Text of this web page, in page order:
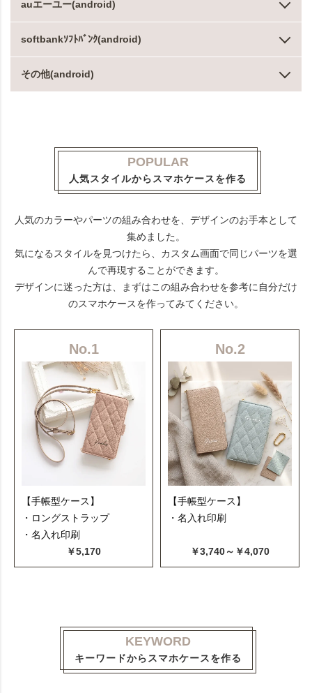
auエーユー(android)
softbankｿﾌﾄﾊﾞﾝｸ(android)
その他(android)
POPULAR
人気スタイルからスマホケースを作る
人気のカラーやパーツの組み合わせを、デザインのお手本として
集めました。
気になるスタイルを見つけたら、カスタム画面で同じパーツを選
んで再現することができます。
デザインに迷った方は、まずはこの組み合わせを参考に自分だけ
のスマホケースを作ってみてください。
No.1
【手帳型ケース】
・ロングストラップ
・名入れ印刷
￥5,170
No.2
【手帳型ケース】
・名入れ印刷
￥3,740～￥4,070
KEYWORD
キーワードからスマホケースを作る